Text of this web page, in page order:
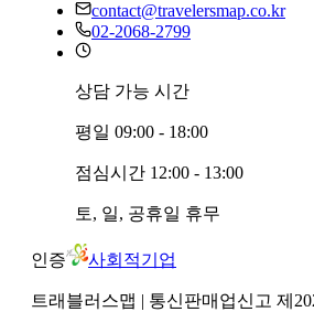
contact@travelersmap.co.kr
02-2068-2799
상담 가능 시간
평일 09:00 - 18:00
점심시간 12:00 - 13:00
토, 일, 공휴일 휴무
인증 사회적기업
트래블러스맵 | 통신판매업신고 제